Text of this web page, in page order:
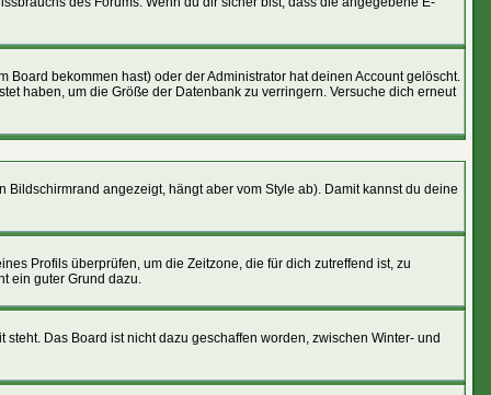
bekommen hast) oder der Administrator hat deinen Account gelöscht.
haben, um die Größe der Datenbank zu verringern. Versuche dich erneut
angezeigt, hängt aber vom Style ab). Damit kannst du deine
Profils überprüfen, um die Zeitzone, die für dich zutreffend ist, zu
ein guter Grund dazu.
Das Board ist nicht dazu geschaffen worden, zwischen Winter- und